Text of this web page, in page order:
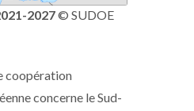
2027© SUDOE
coopération
concerne le Sud-